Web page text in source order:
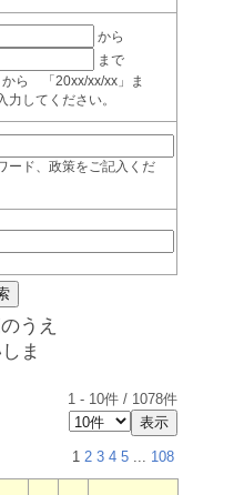
から
まで
ら 「20xx/xx/xx」ま
してください。
ード、政策をご記入くだ
うえ
ま
1 - 10件 / 1078件
1 2 3 4 5 ... 108